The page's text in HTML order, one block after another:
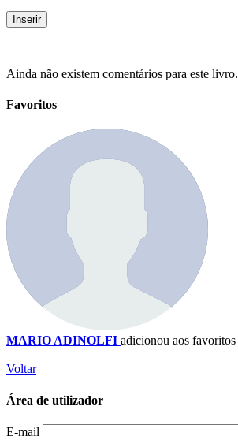
Ainda não existem comentários para este livro.
Favoritos
MARIO ADINOLFI adicionou aos favoritos
Voltar
Área de utilizador
E-mail